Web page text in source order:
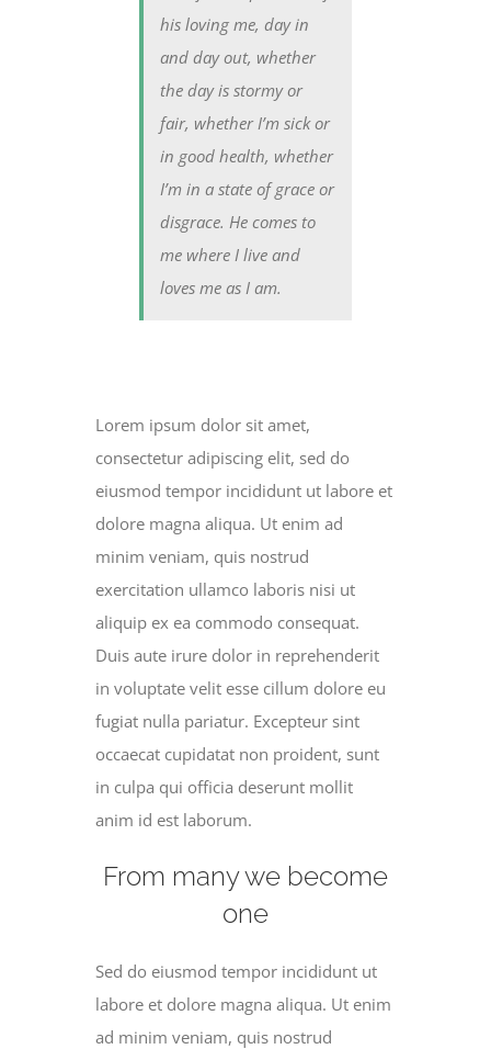
his loving me, day in
and day out, whether
the day is stormy or
fair, whether I’m sick or
in good health, whether
I’m in a state of grace or
disgrace. He comes to
me where I live and
loves me as I am.
Lorem ipsum dolor sit amet,
consectetur adipiscing elit, sed do
eiusmod tempor incididunt ut labore et
dolore magna aliqua. Ut enim ad
minim veniam, quis nostrud
exercitation ullamco laboris nisi ut
aliquip ex ea commodo consequat.
Duis aute irure dolor in reprehenderit
in voluptate velit esse cillum dolore eu
fugiat nulla pariatur. Excepteur sint
occaecat cupidatat non proident, sunt
in culpa qui officia deserunt mollit
anim id est laborum.
From many we become
one
Sed do eiusmod tempor incididunt ut
labore et dolore magna aliqua. Ut enim
ad minim veniam, quis nostrud